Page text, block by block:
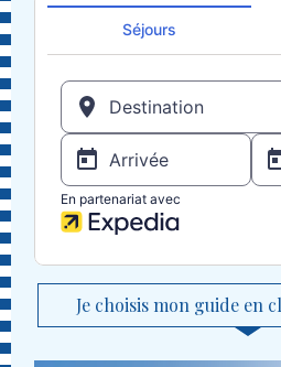
Je choisis mon guide en